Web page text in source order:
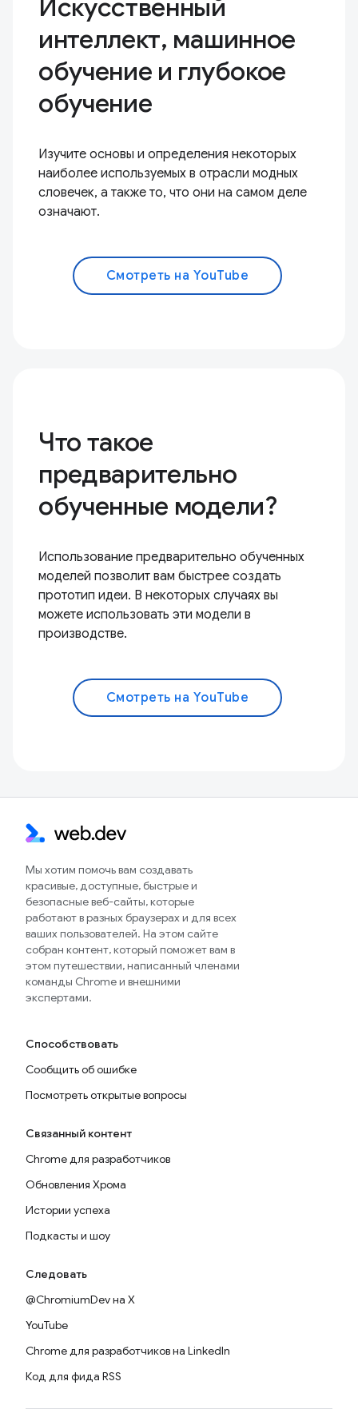
Искусственный
интеллект, машинное
обучение и глубокое
обучение
Изучите основы и определения некоторых
наиболее используемых в отрасли модных
словечек, а также то, что они на самом деле
означают.
Смотреть на YouTube
Что такое
предварительно
обученные модели?
Использование предварительно обученных
моделей позволит вам быстрее создать
прототип идеи. В некоторых случаях вы
можете использовать эти модели в
производстве.
Смотреть на YouTube
Мы хотим помочь вам создавать
красивые, доступные, быстрые и
безопасные веб-сайты, которые
работают в разных браузерах и для всех
ваших пользователей. На этом сайте
собран контент, который поможет вам в
этом путешествии, написанный членами
команды Chrome и внешними
экспертами.
Способствовать
Сообщить об ошибке
Посмотреть открытые вопросы
Связанный контент
Chrome для разработчиков
Обновления Хрома
Истории успеха
Подкасты и шоу
Следовать
@ChromiumDev на X
YouTube
Chrome для разработчиков на LinkedIn
Код для фида RSS